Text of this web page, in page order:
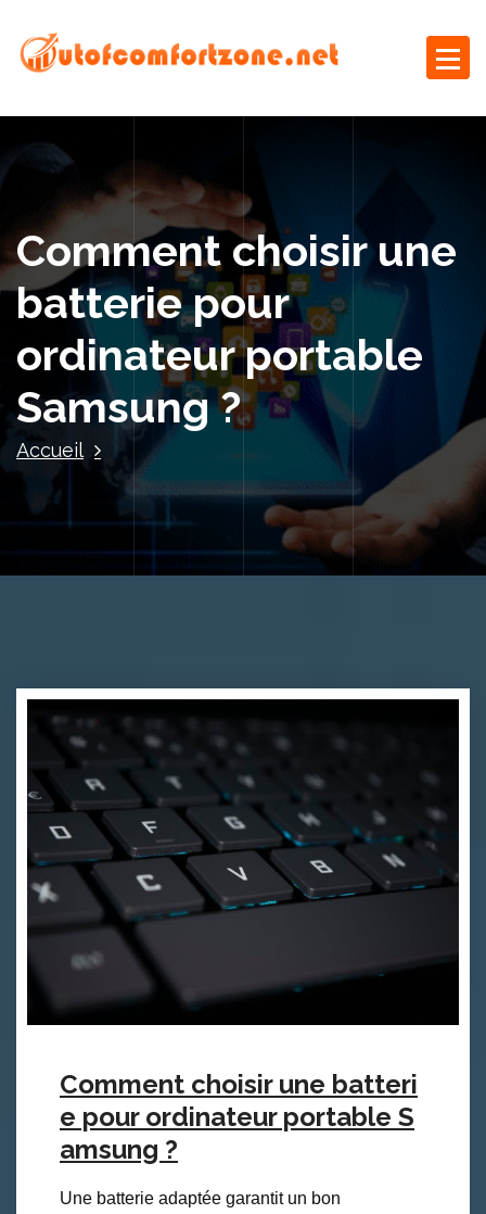
r
t
Comment choisir une
batterie pour
ordinateur portable
Samsung ?
Accueil
Comment choisir une batteri
e pour ordinateur portable S
amsung ?
Une batterie adaptée garantit un bon